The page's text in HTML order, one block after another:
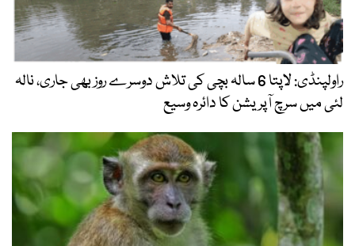
راولپنڈی: لاپتا 6 سالہ بچی کی تلاش دوسرے روز بھی جاری، نالہ
لئی میں سرچ آپریشن کا دائرہ وسیع